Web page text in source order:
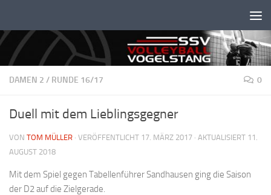
DAMEN 2 / RUNDE 16/17 0
Duell mit dem Lieblingsgegner
VON TOM MÜLLER · VERÖFFENTLICHT 17. MÄRZ 2017 · AKTUALISIERT 11.
AUGUST 2018
Mit dem Spiel gegen Tabellenführer Sandhausen ging die Saison
der D2 auf die Zielgerade.